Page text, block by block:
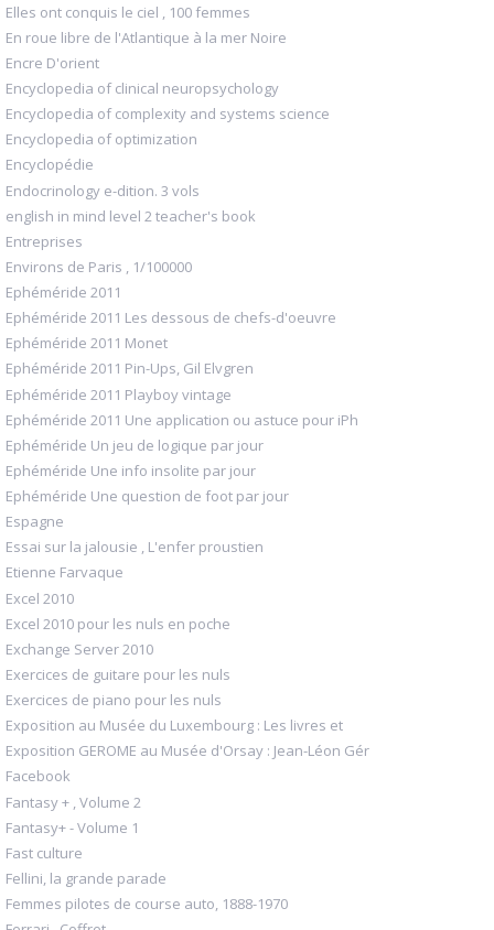
Elles ont conquis le ciel , 100 femmes
En roue libre de l'Atlantique à la mer Noire
Encre D'orient
Encyclopedia of clinical neuropsychology
Encyclopedia of complexity and systems science
Encyclopedia of optimization
Encyclopédie
Endocrinology e-dition. 3 vols
english in mind level 2 teacher's book
Entreprises
Environs de Paris , 1/100000
Ephéméride 2011
Ephéméride 2011 Les dessous de chefs-d'oeuvre
Ephéméride 2011 Monet
Ephéméride 2011 Pin-Ups, Gil Elvgren
Ephéméride 2011 Playboy vintage
Ephéméride 2011 Une application ou astuce pour iPh
Ephéméride Un jeu de logique par jour
Ephéméride Une info insolite par jour
Ephéméride Une question de foot par jour
Espagne
Essai sur la jalousie , L'enfer proustien
Etienne Farvaque
Excel 2010
Excel 2010 pour les nuls en poche
Exchange Server 2010
Exercices de guitare pour les nuls
Exercices de piano pour les nuls
Exposition au Musée du Luxembourg : Les livres et
Exposition GEROME au Musée d'Orsay : Jean-Léon Gér
Facebook
Fantasy + , Volume 2
Fantasy+ - Volume 1
Fast culture
Fellini, la grande parade
Femmes pilotes de course auto, 1888-1970